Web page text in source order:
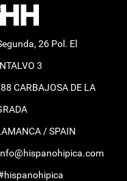
26 Pol. El
3
CARBAJOSA DE LA
/ SPAIN